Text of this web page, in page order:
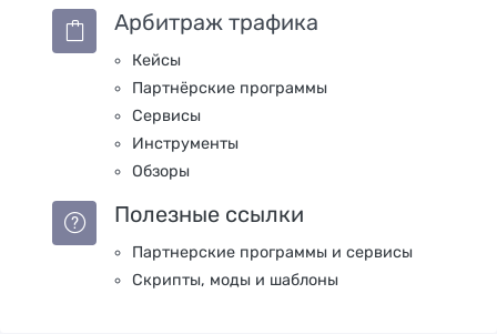
Арбитраж трафика
Кейсы
Партнёрские программы
Сервисы
Инструменты
Обзоры
Полезные ссылки
Партнерские программы и сервисы
Скрипты, моды и шаблоны